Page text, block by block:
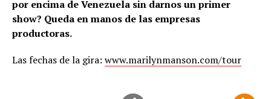
por encima de Venezuela sin darnos un primer
show? Queda en manos de las empresas
productoras.
Las fechas de la gira: www.marilynmanson.com/tour